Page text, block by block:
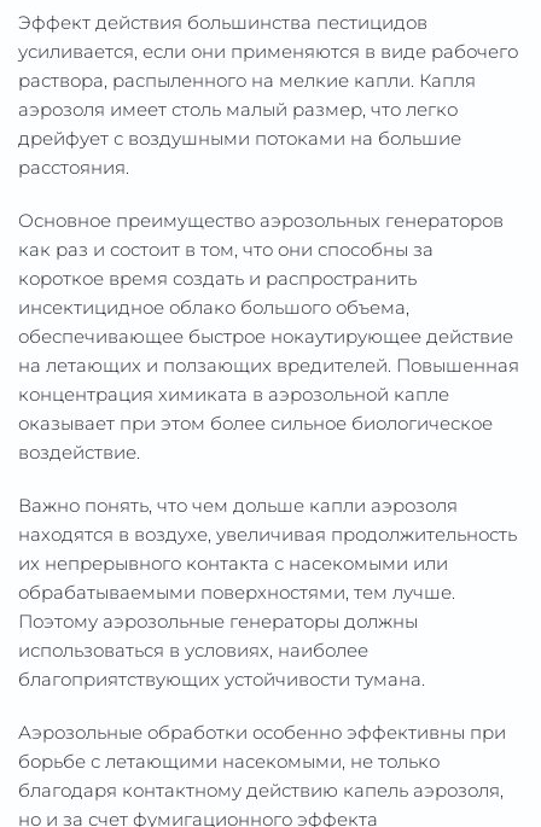
Эффект действия большинства пестицидов
усиливается, если они применяются в виде рабочего
раствора, распыленного на мелкие капли. Капля
аэрозоля имеет столь малый размер, что легко
дрейфует с воздушными потоками на большие
расстояния.
Основное преимущество аэрозольных генераторов
как раз и состоит в том, что они способны за
короткое время создать и распространить
инсектицидное облако большого объема,
обеспечивающее быстрое нокаутирующее действие
на летающих и ползающих вредителей. Повышенная
концентрация химиката в аэрозольной капле
оказывает при этом более сильное биологическое
воздействие.
Важно понять, что чем дольше капли аэрозоля
находятся в воздухе, увеличивая продолжительность
их непрерывного контакта с насекомыми или
обрабатываемыми поверхностями, тем лучше.
Поэтому аэрозольные генераторы должны
использоваться в условиях, наиболее
благоприятствующих устойчивости тумана.
Аэрозольные обработки особенно эффективны при
борьбе с летающими насекомыми, не только
благодаря контактному действию капель аэрозоля,
но и за счет фумигационного эффекта